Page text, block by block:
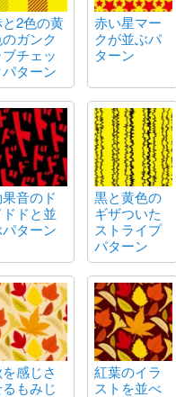
2色の黄
ガンク
チェッ
パターン
赤い星マー
クが並ぶパ
ターン
音のド
ドドと並
ターン
黒と黄色の
ギザついた
ストライプ
パターン
感じさ
もみじ
紅葉のイラ
ストを並べ